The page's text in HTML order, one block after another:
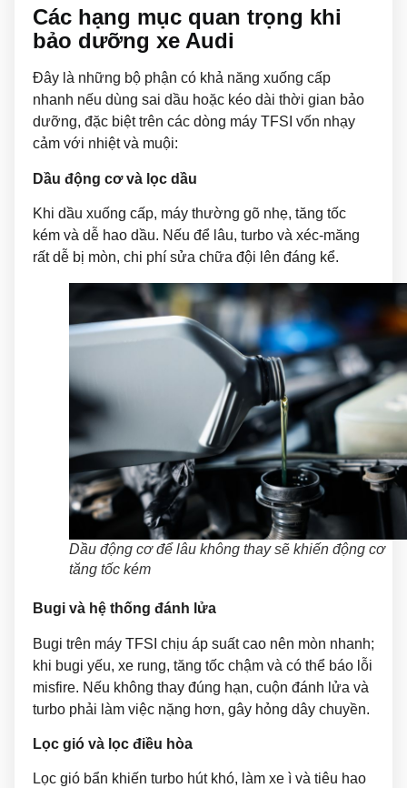
Các hạng mục quan trọng khi
bảo dưỡng xe Audi
Đây là những bộ phận có khả năng xuống cấp
nhanh nếu dùng sai dầu hoặc kéo dài thời gian bảo
dưỡng, đặc biệt trên các dòng máy TFSI vốn nhạy
cảm với nhiệt và muội:
Dầu động cơ và lọc dầu
Khi dầu xuống cấp, máy thường gõ nhẹ, tăng tốc
kém và dễ hao dầu. Nếu để lâu, turbo và xéc-măng
rất dễ bị mòn, chi phí sửa chữa đội lên đáng kể.
Dầu động cơ để lâu không thay sẽ khiến động cơ
tăng tốc kém
Bugi và hệ thống đánh lửa
Bugi trên máy TFSI chịu áp suất cao nên mòn nhanh;
khi bugi yếu, xe rung, tăng tốc chậm và có thể báo lỗi
misfire. Nếu không thay đúng hạn, cuộn đánh lửa và
turbo phải làm việc nặng hơn, gây hỏng dây chuyền.
Lọc gió và lọc điều hòa
Lọc gió bẩn khiến turbo hút khó, làm xe ì và tiêu hao